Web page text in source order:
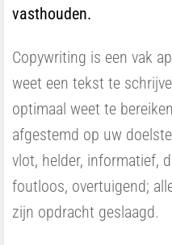
vasthouden.
Copywriting is een vak
weet een tekst te
optimaal weet te
afgestemd op uw
vlot, helder, informatief,
foutloos, overtuigend;
zijn opdracht geslaagd.